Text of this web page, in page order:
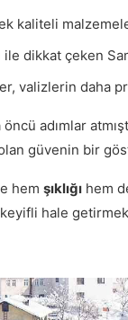
kaliteli
ile dikkat çeken
valizlerin daha
adımlar
güvenin bir
hem şıklığı hem
hale